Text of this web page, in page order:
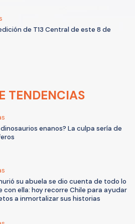
de T13 Central de este 8 de
TENDENCIAS
enanos? La culpa sería de
su abuela se dio cuenta de todo lo
con ella: hoy recorre Chile para ayudar
a inmortalizar sus historias